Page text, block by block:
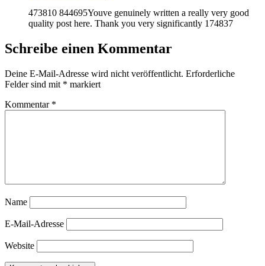
473810 844695Youve genuinely written a really very good
quality post here. Thank you very significantly 174837
Schreibe einen Kommentar
Deine E-Mail-Adresse wird nicht veröffentlicht. Erforderliche
Felder sind mit * markiert
Kommentar *
Name
E-Mail-Adresse
Website